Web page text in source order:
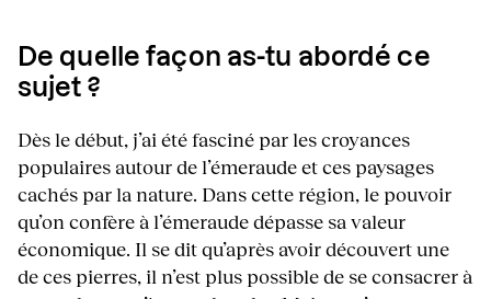
De quelle façon as-tu abordé ce
sujet ?
Dès le début, j’ai été fasciné par les croyances
populaires autour de l’émeraude et ces paysages
cachés par la nature. Dans cette région, le pouvoir
qu’on confère à l’émeraude dépasse sa valeur
économique. Il se dit qu’après avoir découvert une
de ces pierres, il n’est plus possible de se consacrer à